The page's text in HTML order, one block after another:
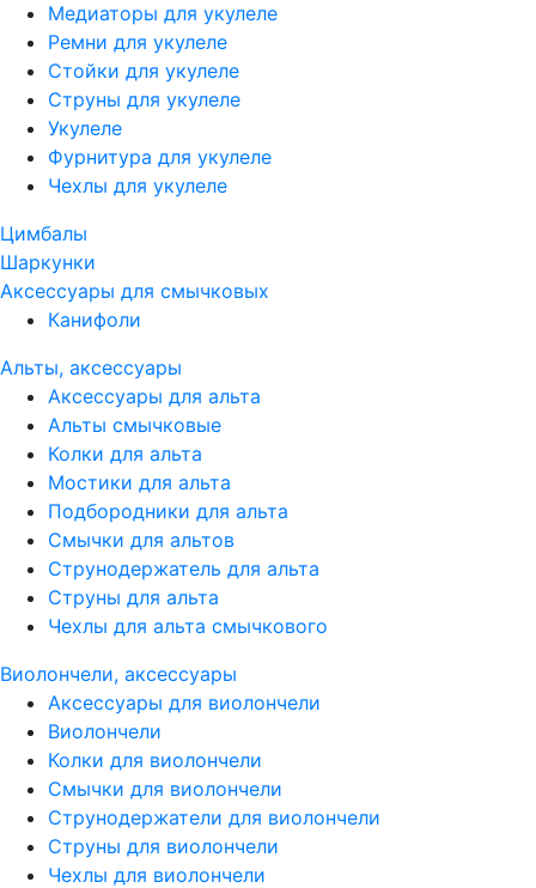
Медиаторы для укулеле
Ремни для укулеле
Стойки для укулеле
Струны для укулеле
Укулеле
Фурнитура для укулеле
Чехлы для укулеле
Цимбалы
Шаркунки
Аксессуары для смычковых
Канифоли
Альты, аксессуары
Аксессуары для альта
Альты смычковые
Колки для альта
Мостики для альта
Подбородники для альта
Смычки для альтов
Струнодержатель для альта
Струны для альта
Чехлы для альта смычкового
Виолончели, аксессуары
Аксессуары для виолончели
Виолончели
Колки для виолончели
Смычки для виолончели
Струнодержатели для виолончели
Струны для виолончели
Чехлы для виолончели